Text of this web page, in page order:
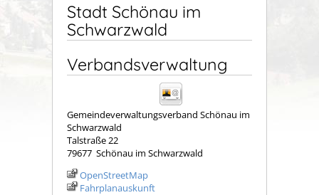
Stadt Schönau im
Schwarzwald
Verbandsverwaltung
Gemeindeverwaltungsverband Schönau im
Schwarzwald
Talstraße 22
79677 Schönau im Schwarzwald
OpenStreetMap
Fahrplanauskunft